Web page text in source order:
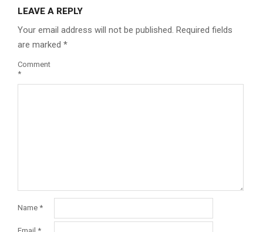
LEAVE A REPLY
Your email address will not be published. Required fields
are marked *
Comment
*
Name *